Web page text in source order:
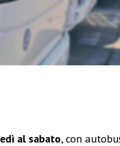
al sabato, con